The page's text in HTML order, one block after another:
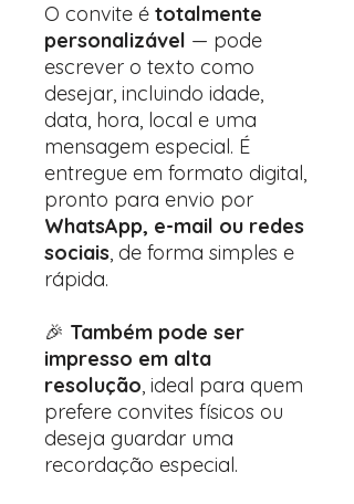
O convite é totalmente
personalizável — pode
escrever o texto como
desejar, incluindo idade,
data, hora, local e uma
mensagem especial. É
entregue em formato digital,
pronto para envio por
WhatsApp, e-mail ou redes
sociais, de forma simples e
rápida.
🎉 Também pode ser
impresso em alta
resolução, ideal para quem
prefere convites físicos ou
deseja guardar uma
recordação especial.